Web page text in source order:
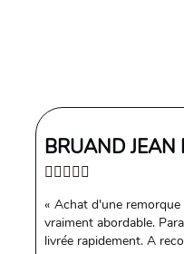
BRUAND JEAN
Achat d'une
vraiment abordable.
livrée rapidement. A